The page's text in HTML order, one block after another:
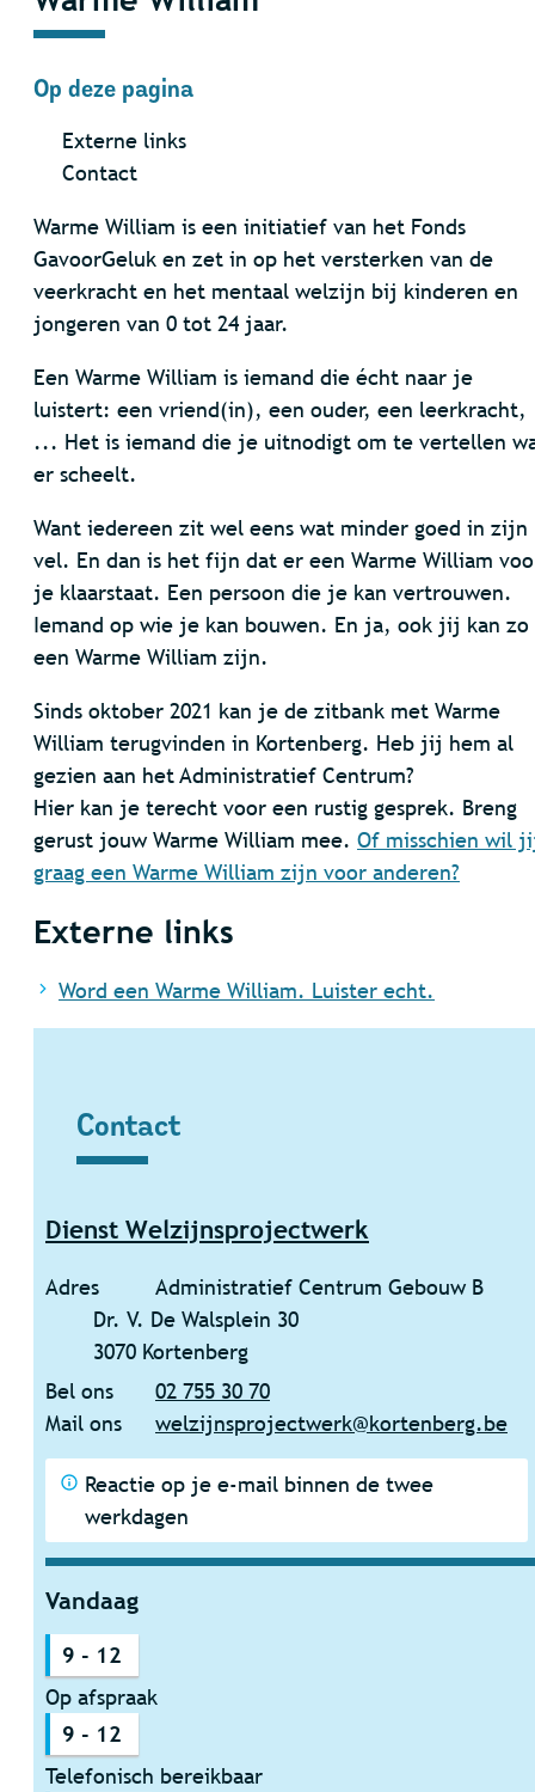
Op deze pagina
Externe links
Contact
Warme William is een initiatief van het Fonds
GavoorGeluk en zet in op het versterken van de
veerkracht en het mentaal welzijn bij kinderen en
jongeren van 0 tot 24 jaar.
Een Warme William is iemand die écht naar je
luistert: een vriend(in), een ouder, een leerkracht,
... Het is iemand die je uitnodigt om te vertellen
er scheelt.
Want iedereen zit wel eens wat minder goed in zijn
vel. En dan is het fijn dat er een Warme William
je klaarstaat. Een persoon die je kan vertrouwen.
Iemand op wie je kan bouwen. En ja, ook jij kan zo
een Warme William zijn.
Sinds oktober 2021 kan je de zitbank met Warme
William terugvinden in Kortenberg. Heb jij hem al
gezien aan het Administratief Centrum?
Hier kan je terecht voor een rustig gesprek. Breng
gerust jouw Warme William mee. Of misschien wil
graag een Warme William zijn voor anderen?
Externe links
Word een Warme William. Luister echt.
Contact
Dienst Welzijnsprojectwerk
Adres
Administratief Centrum Gebouw B
Dr. V. De Walsplein 30
,
3070 Kortenberg
Bel ons
02 755 30 70
Mail ons
welzijnsprojectwerk@kortenberg.be
Reactie op je e-mail binnen de twee
werkdagen
Vandaag
9 - 12
Op afspraak
9 - 12
Telefonisch bereikbaar